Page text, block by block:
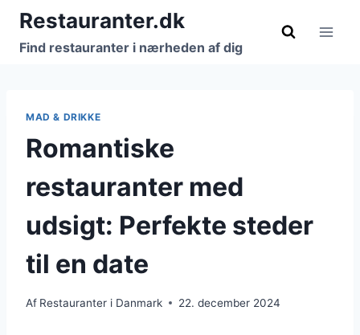
Fortsæt
indhold
Restauranter.dk
Find restauranter i nærheden af dig
MAD & DRIKKE
Romantiske
restauranter med
udsigt: Perfekte steder
til en date
Af Restauranter i Danmark 22. december 2024